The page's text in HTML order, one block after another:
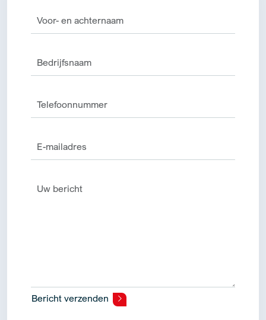
Bericht verzenden